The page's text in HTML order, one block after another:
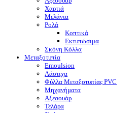
Χαρτιά
Μελάνια
Ρολά
Κοπτικά
Εκτυπώσιμα
Σκόνη Κόλλα
Μεταξοτυπία
Emoulsion
Λάστιχα
Φύλλα Μεταξοτυπίας PVC
Μηχανήματα
Αξεσουάρ
Τελάρα